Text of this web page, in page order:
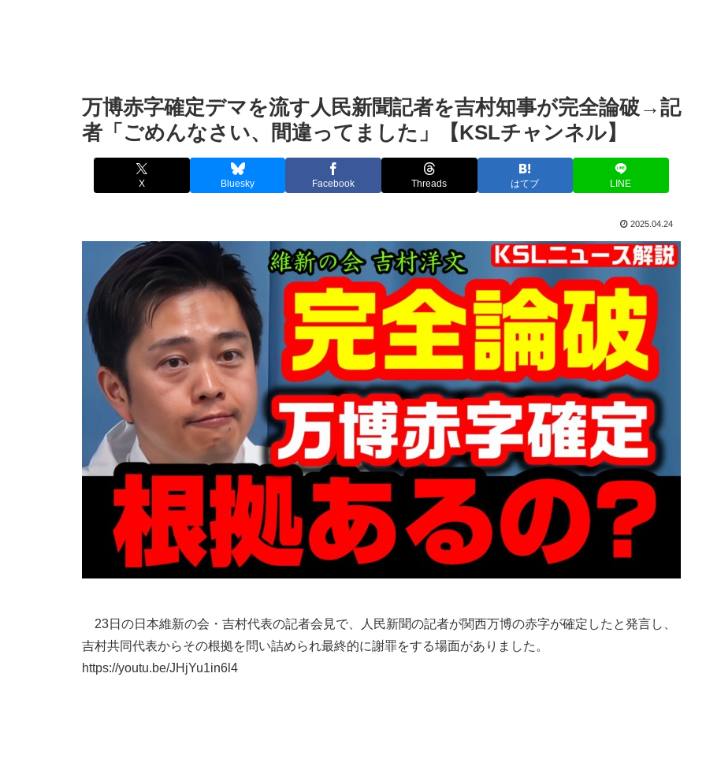
万博赤字確定デマを流す人民新聞記者を吉村知事が完全論破→記
者「ごめんなさい、間違ってました」【KSLチャンネル】
X Bluesky Facebook Threads はてブ LINE
2025.04.24
23日の日本維新の会・吉村代表の記者会見で、人民新聞の記者が関西万博の赤字が確定したと発言し、
吉村共同代表からその根拠を問い詰められ最終的に謝罪をする場面がありました。
https://youtu.be/JHjYu1in6l4